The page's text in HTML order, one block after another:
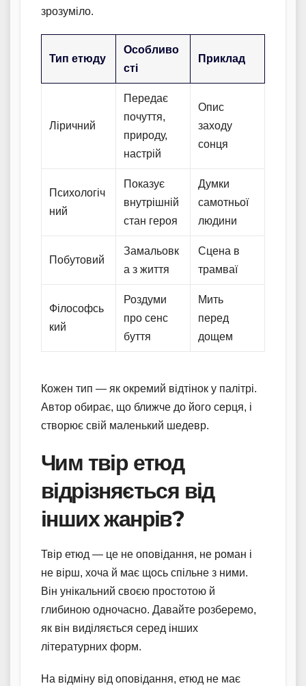
зрозуміло.
Тип етюду
Особливо
сті
Приклад
Ліричний
Передає
почуття,
природу,
настрій
Опис
заходу
сонця
Психологіч
ний
Показує
внутрішній
стан героя
Думки
самотньої
людини
Побутовий
Замальовк
а з життя
Сцена в
трамваї
Філософсь
кий
Роздуми
про сенс
буття
Мить
перед
дощем
Кожен тип — як окремий відтінок у палітрі.
Автор обирає, що ближче до його серця, і
створює свій маленький шедевр.
Чим твір етюд
відрізняється від
інших жанрів?
Твір етюд — це не оповідання, не роман і
не вірш, хоча й має щось спільне з ними.
Він унікальний своєю простотою й
глибиною одночасно. Давайте розберемо,
як він виділяється серед інших
літературних форм.
На відміну від оповідання, етюд не має